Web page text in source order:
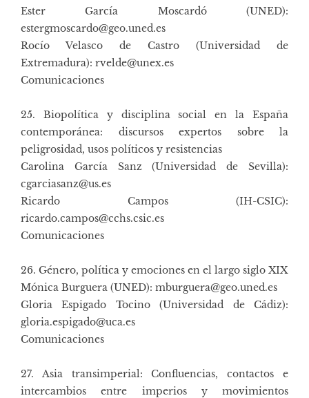
Ester García Moscardó (UNED):
estergmoscardo@geo.uned.es
Rocío Velasco de Castro (Universidad de
Extremadura): rvelde@unex.es
Comunicaciones
25. Biopolítica y disciplina social en la España
contemporánea: discursos expertos sobre la
peligrosidad, usos políticos y resistencias
Carolina García Sanz (Universidad de Sevilla):
cgarciasanz@us.es
Ricardo Campos (IH-CSIC):
ricardo.campos@cchs.csic.es
Comunicaciones
26. Género, política y emociones en el largo siglo XIX
Mónica Burguera (UNED): mburguera@geo.uned.es
Gloria Espigado Tocino (Universidad de Cádiz):
gloria.espigado@uca.es
Comunicaciones
27. Asia transimperial: Confluencias, contactos e
intercambios entre imperios y movimientos